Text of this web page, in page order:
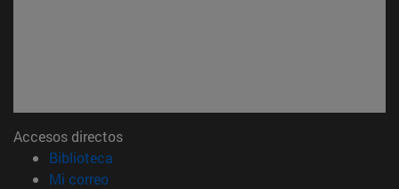
Accesos directos
Biblioteca
Mi correo(abre en nueva ventana)